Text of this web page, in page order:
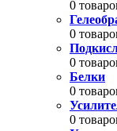
0
0
0
Белки
0
0